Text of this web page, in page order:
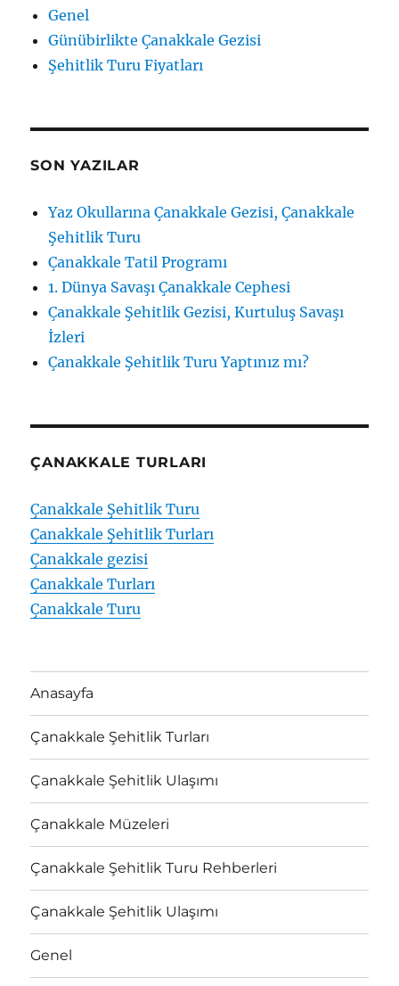
Genel
Günübirlikte Çanakkale Gezisi
Şehitlik Turu Fiyatları
SON YAZILAR
Yaz Okullarına Çanakkale Gezisi, Çanakkale
Şehitlik Turu
Çanakkale Tatil Programı
1. Dünya Savaşı Çanakkale Cephesi
Çanakkale Şehitlik Gezisi, Kurtuluş Savaşı
İzleri
Çanakkale Şehitlik Turu Yaptınız mı?
ÇANAKKALE TURLARI
Çanakkale Şehitlik Turu
Çanakkale Şehitlik Turları
Çanakkale gezisi
Çanakkale Turları
Çanakkale Turu
Anasayfa
Çanakkale Şehitlik Turları
Çanakkale Şehitlik Ulaşımı
Çanakkale Müzeleri
Çanakkale Şehitlik Turu Rehberleri
Çanakkale Şehitlik Ulaşımı
Genel